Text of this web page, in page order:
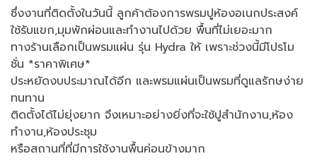
ซึ่งงานที่ติดตั้งในวันนี้ ลูกค้าต้องการพรมปูห้องอเนกประสงค์
ใช้รับแขก,มุมพักผ่อนและทำงานไปด้วย พื้นที่ไม่เยอะมาก
ทางร้านเลือกเป็นพรมแผ่น รุ่น Hydra ให้ เพราะช่วงนี้มีโปรโม
ชั่น *ราคาพิเศษ*
ประหยัดงบประมาณได้อีก และพรมแผ่นเป็นพรมที่ดูแลรักษง่าย
ทนทาน
ติดตั้งได้ไม่ยุ่งยาก จึงเหมาะอย่างยิ่งที่จะใช้ปูสำนักงาน,ห้อง
ทำงาน,ห้องประชุม
หรือสถานที่ที่มีการใช้งานพื้นค่อนข้างมาก